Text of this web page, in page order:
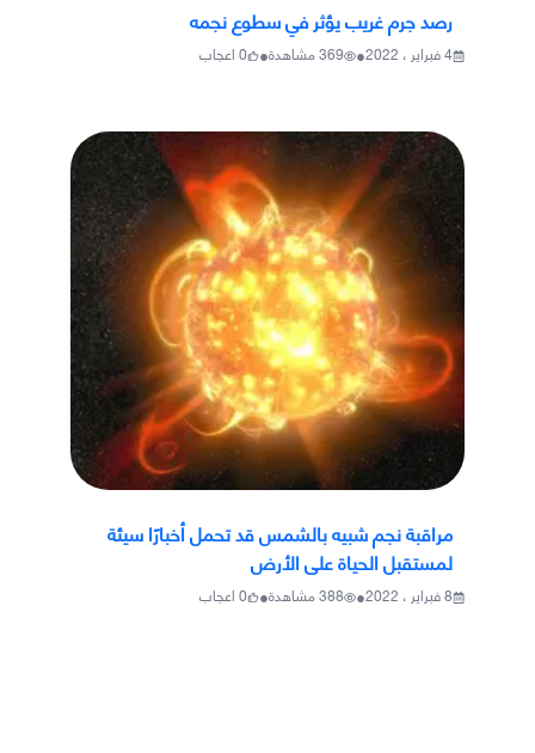
رصد جرم غريب يؤثر في سطوع نجمه
4 فبراير ، 2022 •
369مشاهدة•
0اعجاب
مراقبة نجم شبيه بالشمس قد تحمل أخبارًا سيئة
لمستقبل الحياة على الأرض
8 فبراير ، 2022 •
388مشاهدة•
0اعجاب